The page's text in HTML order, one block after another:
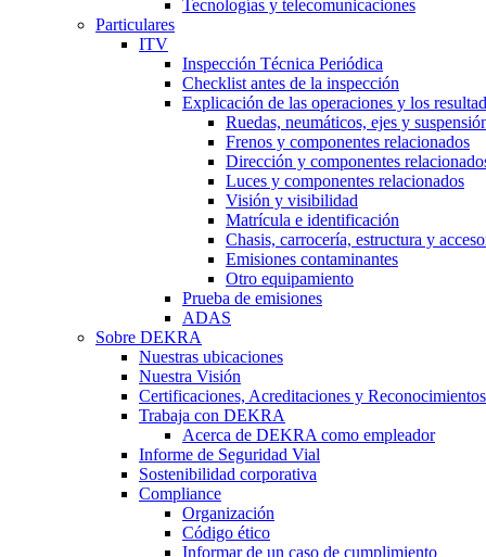
Tecnologías y telecomunicaciones
Particulares
ITV
Inspección Técnica Periódica
Checklist antes de la inspección
Explicación de las operaciones y los
Ruedas, neumáticos, ejes y
Frenos y componentes relacionados
Dirección y componentes
Luces y componentes relacionados
Visión y visibilidad
Matrícula e identificación
Chasis, carrocería, estructura y
Emisiones contaminantes
Otro equipamiento
Prueba de emisiones
ADAS
Sobre DEKRA
Nuestras ubicaciones
Nuestra Visión
Certificaciones, Acreditaciones y Reconocimientos
Trabaja con DEKRA
Acerca de DEKRA como empleador
Informe de Seguridad Vial
Sostenibilidad corporativa
Compliance
Organización
Código ético
Informar de un caso de cumplimiento